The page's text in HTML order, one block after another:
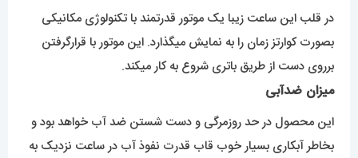
در قلب این ساعت زیبا یک موتور قدرتمند با تکنولوژی مکانیکی
بصورت کوارتز زمان را به نمایش میگذارد. این موتور با قرارگرفتن
برروی دست از طریق باتری شروع به کار میکند.
میزان ضدآبی
این محصول در حد روزمرگی و دست شستن ضد آب خواهد بود و
بخاطر آبکاری بسیار خوب قاب قدرت نفوذ آب در ساعت نزدیک به